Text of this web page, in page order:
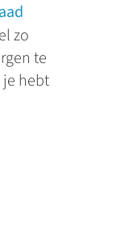
zo
te
je hebt